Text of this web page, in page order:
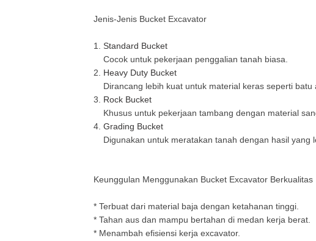
Jenis-Jenis Bucket Excavator
1. Standard Bucket
Cocok untuk pekerjaan penggalian tanah biasa.
2. Heavy Duty Bucket
Dirancang lebih kuat untuk material keras seperti batu
3. Rock Bucket
Khusus untuk pekerjaan tambang dengan material
4. Grading Bucket
Digunakan untuk meratakan tanah dengan hasil yang
Keunggulan Menggunakan Bucket Excavator Berkualitas
* Terbuat dari material baja dengan ketahanan tinggi.
* Tahan aus dan mampu bertahan di medan kerja berat.
* Menambah efisiensi kerja excavator.